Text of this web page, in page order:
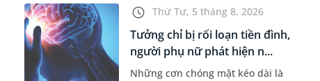
Thứ Tư, 5 tháng 8, 2026
Tưởng chỉ bị rối loạn tiền đình,
người phụ nữ phát hiện n...
Những cơn chóng mặt kéo dài là